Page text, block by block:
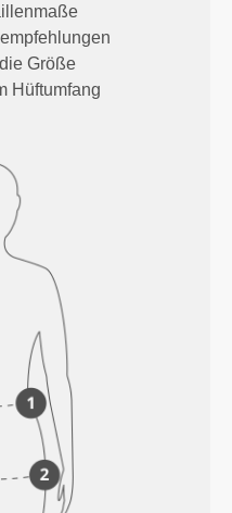
Größe
Hüftumfang